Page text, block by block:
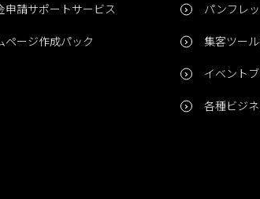
申請サポートサービス
ページ作成パック
パンフレ
集客ツー
イベント
各種ビジ